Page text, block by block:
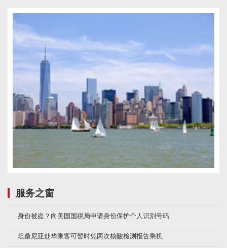
服务之窗
身份被盗？向美国国税局申请身份保护个人识别号码
坦桑尼亚赴华乘客可暂时凭两次核酸检测报告乘机